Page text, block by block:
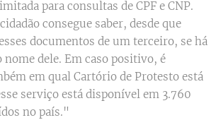
para consultas de CPF e CNP.
consegue saber, desde que
documentos de um terceiro, se há
dele. Em caso positivo, é
em qual Cartório de Protesto está
serviço está disponível em 3.760
no país."